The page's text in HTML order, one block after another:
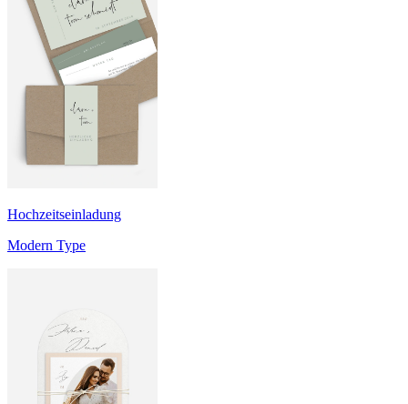
Hochzeitseinladung
Modern Type